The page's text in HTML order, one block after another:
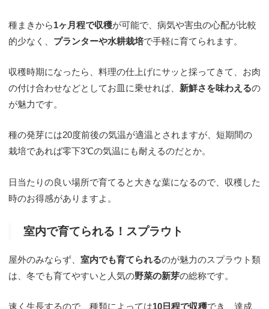
種まきから1ヶ月程で収穫が可能で、病気や害虫の心配が比較
的少なく、 プランターや水耕栽培で手軽に育てられます。
収穫時期になったら、料理の仕上げにサッと採ってきて、お肉
の付け合わせなどとしてお皿に乗せれば、 新鮮さを味わえるの
が魅力です。
種の発芽には20度前後の気温が適温とされますが、短期間の
栽培であれば零下3℃の気温にも耐えるのだとか。
日当たりの良い場所で育てると大きな葉になるので、収穫した
時のお得感がありますよ。
室内で育てられる！スプラウト
屋外のみならず、 室内でも育てられるのが魅力のスプラウト類
は、冬でも育てやすいと人気の野菜の新芽の総称です。
速く生長するので、種類によっては10日程で収穫でき、達成